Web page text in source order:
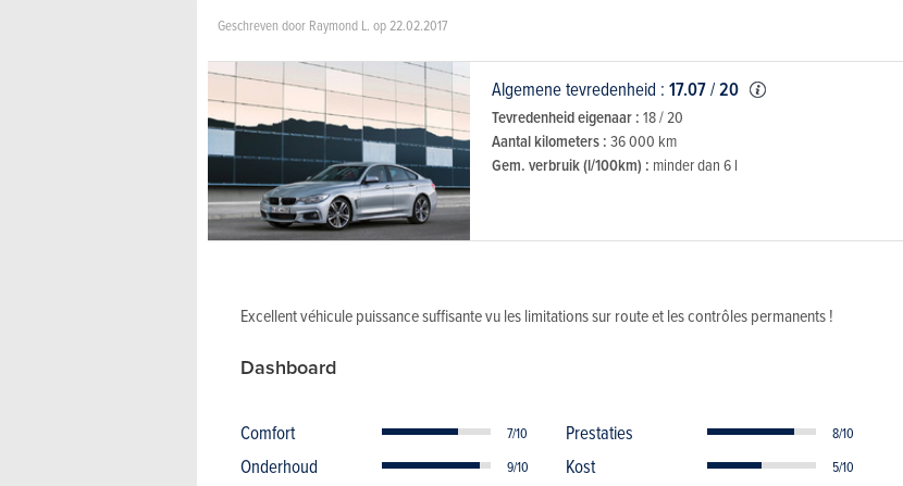
Geschreven door Raymond L. op22.02.2017
Algemene tevredenheid : 17.07/20
Tevredenheid eigenaar :18 / 20
Aantal kilometers :36 000 km
Gem. verbruik (l/100km) : minder dan 6 l
Excellent véhicule puissance suffisante vu les limitations sur route et les contrôles permanents !
Dashboard
Comfort 7/10 Prestaties 8/10
Onderhoud 9/10 Kost 5/10